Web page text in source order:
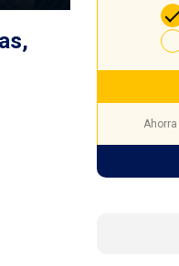
Ahorra